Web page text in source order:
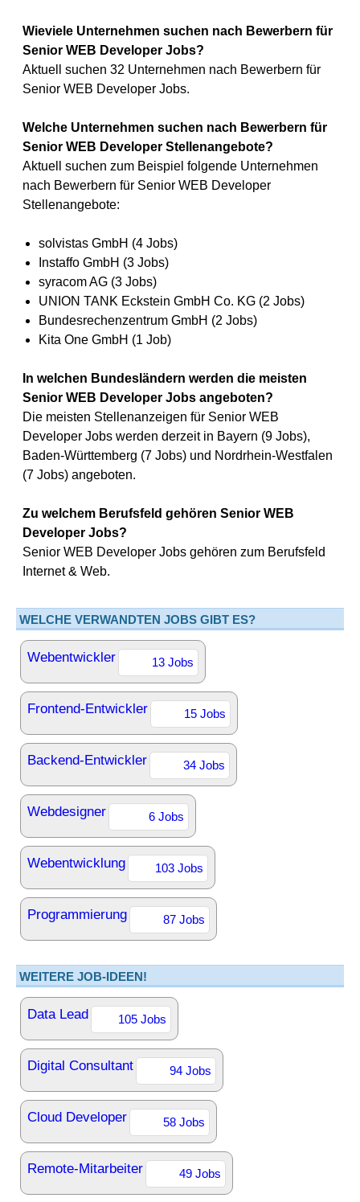
Wieviele Unternehmen suchen nach Bewerbern für
Senior WEB Developer Jobs?
Aktuell suchen 32 Unternehmen nach Bewerbern für
Senior WEB Developer Jobs.
Welche Unternehmen suchen nach Bewerbern für
Senior WEB Developer Stellenangebote?
Aktuell suchen zum Beispiel folgende Unternehmen
nach Bewerbern für Senior WEB Developer
Stellenangebote:
solvistas GmbH (4 Jobs)
Instaffo GmbH (3 Jobs)
syracom AG (3 Jobs)
UNION TANK Eckstein GmbH Co. KG (2 Jobs)
Bundesrechenzentrum GmbH (2 Jobs)
Kita One GmbH (1 Job)
In welchen Bundesländern werden die meisten
Senior WEB Developer Jobs angeboten?
Die meisten Stellenanzeigen für Senior WEB
Developer Jobs werden derzeit in Bayern (9 Jobs),
Baden-Württemberg (7 Jobs) und Nordrhein-Westfalen
(7 Jobs) angeboten.
Zu welchem Berufsfeld gehören Senior WEB
Developer Jobs?
Senior WEB Developer Jobs gehören zum Berufsfeld
Internet & Web.
WELCHE VERWANDTEN JOBS GIBT ES?
Webentwickler 13 Jobs
Frontend-Entwickler 15 Jobs
Backend-Entwickler 34 Jobs
Webdesigner 6 Jobs
Webentwicklung 103 Jobs
Programmierung 87 Jobs
WEITERE JOB-IDEEN!
Data Lead 105 Jobs
Digital Consultant 94 Jobs
Cloud Developer 58 Jobs
Remote-Mitarbeiter 49 Jobs